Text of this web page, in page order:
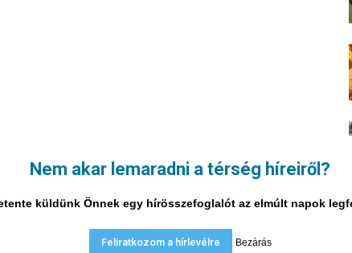
Nem akar lemaradni a térség híreiről?
küldünk Önnek egy hírösszefoglalót az elmúlt napok
Feliratkozom a hírlevélre Bezárás